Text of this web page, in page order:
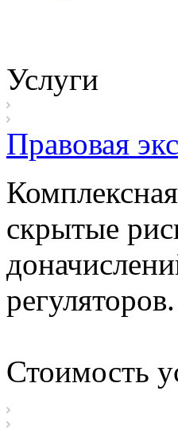
Услуги
Правовая
скрытые
регуляторов.
Стоимость